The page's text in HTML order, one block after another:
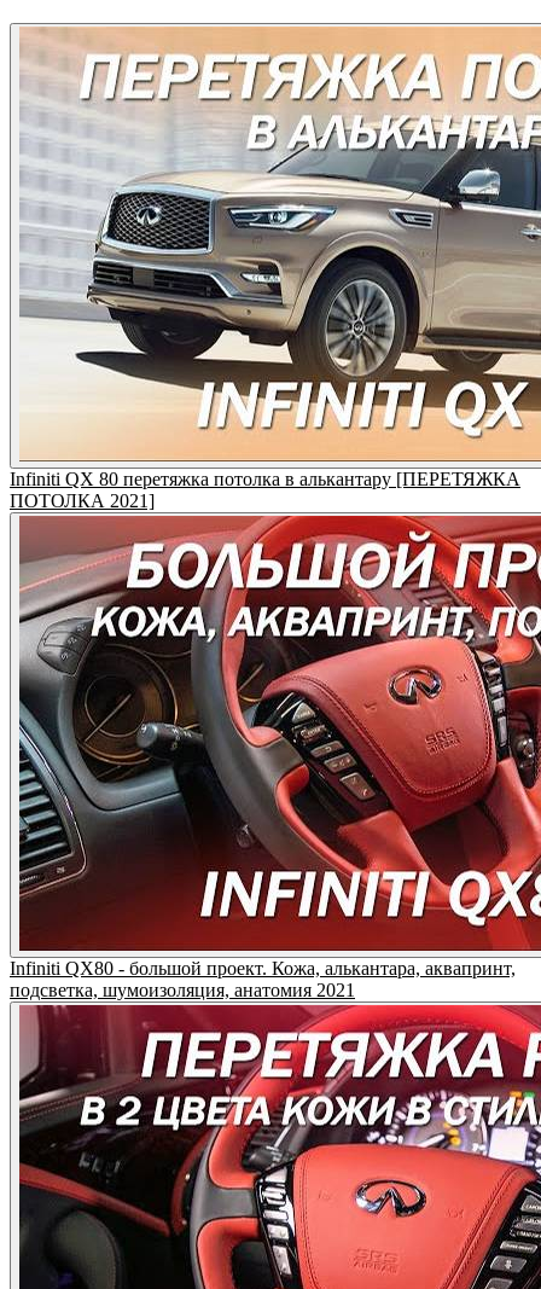
Infiniti QX 80 перетяжка потолка в алькантару [ПЕРЕТЯЖКА
ПОТОЛКА 2021]
Infiniti QX80 - большой проект. Кожа, алькантара, аквапринт,
подсветка, шумоизоляция, анатомия 2021